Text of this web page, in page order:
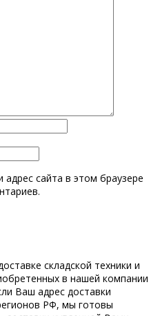
сайта в этом браузере
складской техники и
в нашей компании
Ваш адрес доставки
РФ, мы готовы